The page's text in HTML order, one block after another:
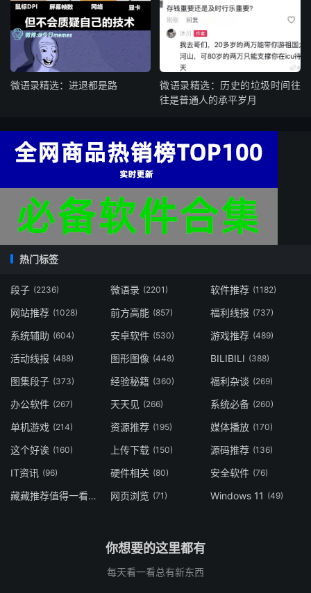
微语录精选：进退都是路
微语录精选：历史的垃圾时间往
往是普通人的承平岁月
热门标签
段子 (2236) 微语录 (2201) 软件推荐 (1182)
网站推荐 (1028) 前方高能 (857) 福利线报 (737)
系统辅助 (604) 安卓软件 (530) 游戏推荐 (489)
活动线报 (488) 图形图像 (448) BILIBILI (388)
图集段子 (373) 经验秘籍 (360) 福利杂谈 (269)
办公软件 (267) 天天见 (266) 系统必备 (260)
单机游戏 (214) 资源推荐 (195) 媒体播放 (170)
这个好诶 (160) 上传下载 (150) 源码推荐 (136)
IT资讯 (96) 硬件相关 (80) 安全软件 (76)
藏藏推荐值得一看 网页浏览 (71) Windows 11 (49)
你想要的这里都有
每天看一看总有新东西